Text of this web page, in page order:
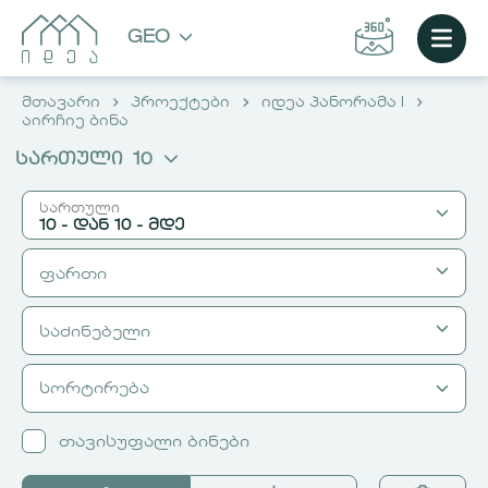
GEO
მთავარი პროექტები
იდეა პანორამა I
აირჩიე ბინა
სართული 10
სართული
10 - დან 10 - მდე
2
3
4
5
7
8
2
4
8
ფართი
მ² დან
საძინებელი
სორტირება
თავისუფალი ბინები
დან
2
3
3